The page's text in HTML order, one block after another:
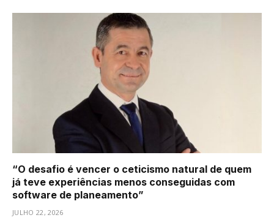
“O desafio é vencer o ceticismo natural de quem
já teve experiências menos conseguidas com
software de planeamento”
JULHO 22, 2026